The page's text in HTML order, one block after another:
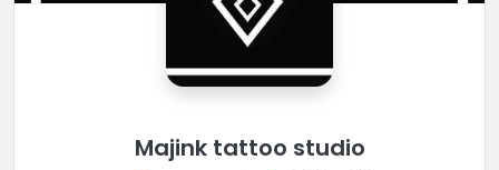
Majink tattoo studio